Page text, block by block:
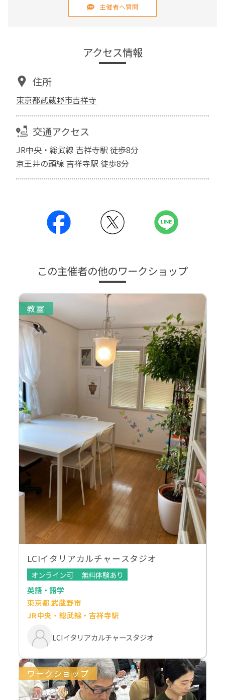
主催者へ質問
アクセス情報
住所
東京都武蔵野市吉祥寺
交通アクセス
JR中央・総武線 吉祥寺駅 徒歩8分
京王井の頭線 吉祥寺駅 徒歩8分
この主催者の他のワークショップ
教室
LCIイタリアカルチャースタジオ
オンライン可
無料体験あり
英語・語学
東京都 武蔵野市
JR中央・総武線・吉祥寺駅
LCIイタリアカルチャースタジオ
ワークショップ